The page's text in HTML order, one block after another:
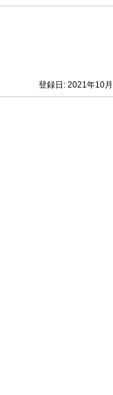
登録日: 2021年10